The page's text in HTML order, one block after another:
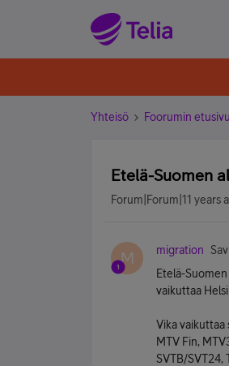
Yhteisö Foorumin etusivu
Etelä-Suomen
Forum|Forum|11 years
M migration
Etelä-
vaikuttaa
Vika vaikuttaa
MTV Fin,
SVTB/SVT24,